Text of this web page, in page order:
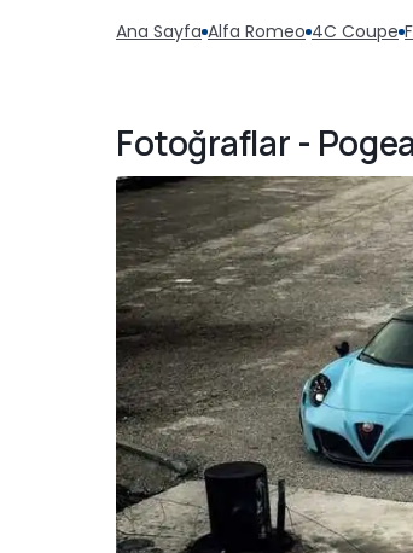
Ana Sayfa Alfa Romeo 4C Coupe
Fotoğraflar -